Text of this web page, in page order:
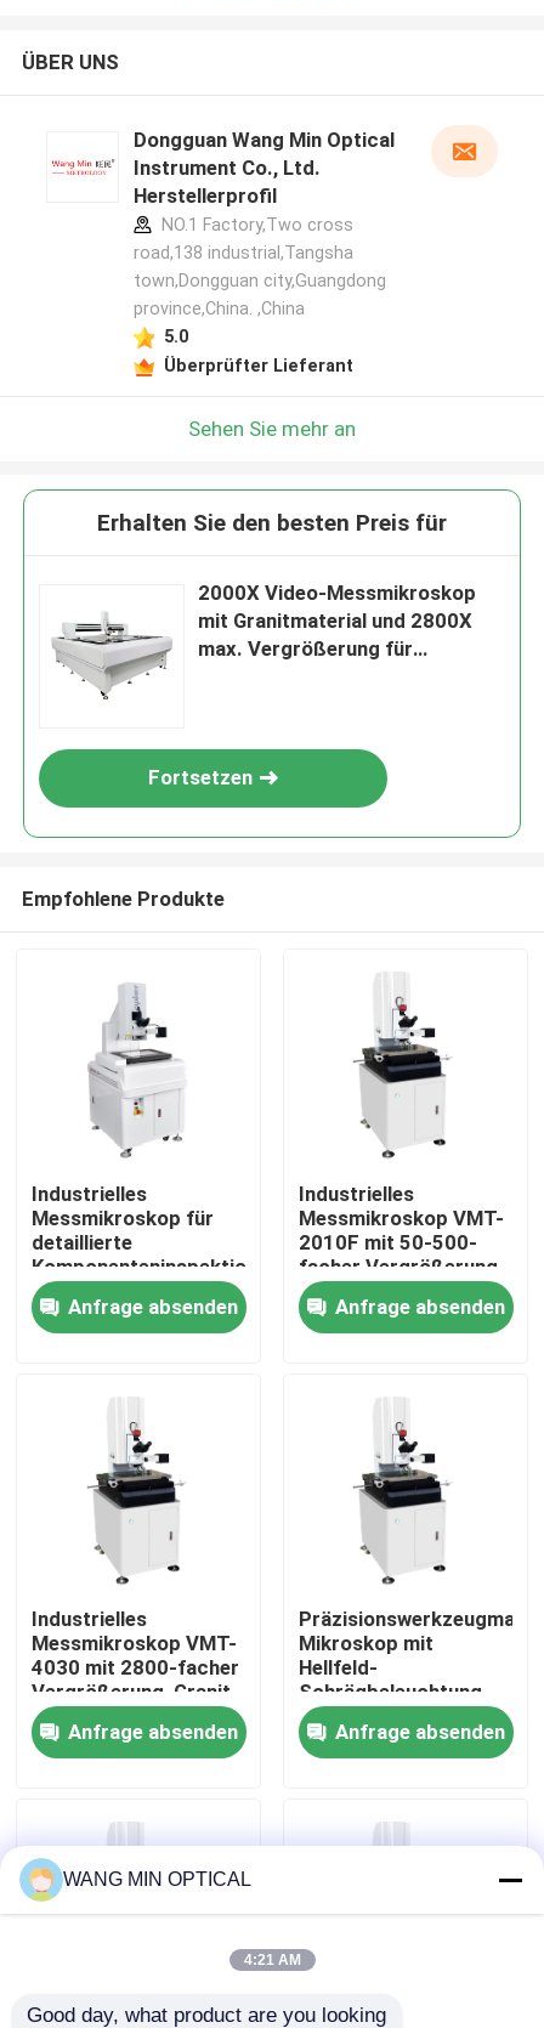
Zu Hause
Produkte
Videos
Über uns
Werksbesichtigung
Qualitätskontrolle
Neuigkeiten
Cnc-Visions-Messmaschine
ÜBER UNS
Dongguan Wang Min Optical
Instrument Co., Ltd.
Herstellerprofil
NO.1 Factory,Two cross
road,138 industrial,Tangsha
town,Dongguan city,Guangdong
province,China. ,China
5.0
Überprüfter Lieferant
Sehen Sie mehr an
Erhalten Sie den besten Preis für
2000X Video-Messmikroskop
mit Granitmaterial und 2800X
max. Vergrößerung für
Fortsetzen
Empfohlene Produkte
Industrielles
Messmikroskop für
detaillierte
Komponenteninspektionen
und präzise
Messungen in der
industriellen
Anfrage absenden
Industrielles
Messmikroskop VMT-
2010F mit 50-500-
facher Vergrößerung,
ISO9001-zertifiziert
für hochdruckige
Bildmessungen
Anfrage absenden
Industrielles
Messmikroskop VMT-
4030 mit 2800-facher
Vergrößerung, Granit-
Arbeitstisch und
präziser
schraubengetriebener
Anfrage absenden
Mikroskop mit
Hellfeld-
Schrägbeleuchtung,
polarisiertem Licht
und 50-500x
Vergrößerung für die
Anfrage absenden
WANG MIN OPTICAL
4:21 AM
Good day, what product are you looking